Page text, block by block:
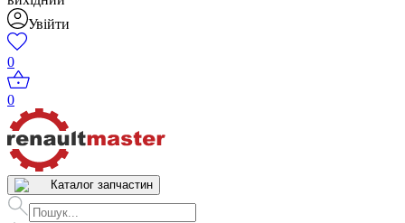
Увійти
0
0
Каталог запчастин